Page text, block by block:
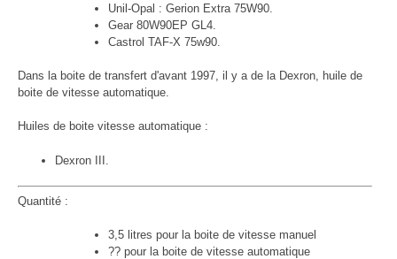
Unil-Opal : Gerion Extra 75W90.
Gear 80W90EP GL4.
Castrol TAF-X 75w90.
Dans la boite de transfert d'avant 1997, il y a de la Dexron, huile de
boite de vitesse automatique.
Huiles de boite vitesse automatique :
Dexron III.
Quantité :
3,5 litres pour la boite de vitesse manuel
?? pour la boite de vitesse automatique